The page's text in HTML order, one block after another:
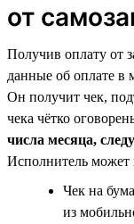
от
Получив оплату от
данные об оплате в
Он получит чек,
чека чётко
числа месяца,
Исполнитель может
Чек на
из